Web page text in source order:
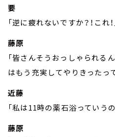
要
「逆に疲れないですか？！これ！
藤原
「皆さんそうおっしゃられる
はもう充実してやりきったっ
近藤
「私は11時の薬石浴っていう
藤原